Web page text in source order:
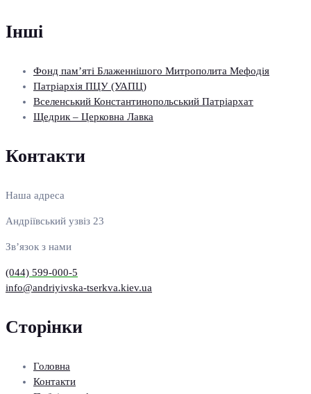
Інші
Фонд пам’яті Блаженнішого Митрополита Мефодія
Патріархія ПЦУ (УАПЦ)
Вселенський Константинопольський Патріархат
Щедрик – Церковна Лавка
Контакти
Наша адреса
Андріївський узвіз 23
Зв’язок з нами
(044) 599-000-5
info@andriyivska-tserkva.kiev.ua
Сторінки
Головна
Контакти